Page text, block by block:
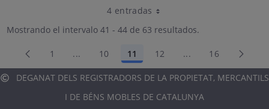
4 entradasPor página
Mostrando el intervalo 41 - 44 de 63 resultados.
Página
1 ...Páginas intermedias Use TAB para
Página
10 Página
11 Página
12 ...PáginasPágina
16
DEGANAT DELS REGISTRADORS DE LA PROPIETAT, MERCANTILS
I DE BÉNS MOBLES DE CATALUNYA